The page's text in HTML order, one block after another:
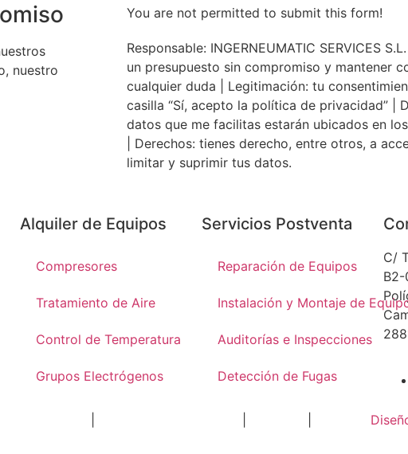
nuestro
You are not permitted to submit this form!
Responsable: INGERNEUMATIC SERVICES
un presupuesto sin compromiso y mantener
cualquier duda | Legitimación: tu
casilla “Sí, acepto la política de privacidad” |
datos que me facilitas estarán ubicados en
| Derechos: tienes derecho, entre otros, a
limitar y suprimir tus datos.
Alquiler de Equipos
Compresores
Tratamiento de Aire
Control de Temperatura
Grupos Electrógenos
Servicios Postventa
Reparación de Equipos
Instalación y Montaje de
Auditorías e Inspecciones
Detección de Fugas
C/